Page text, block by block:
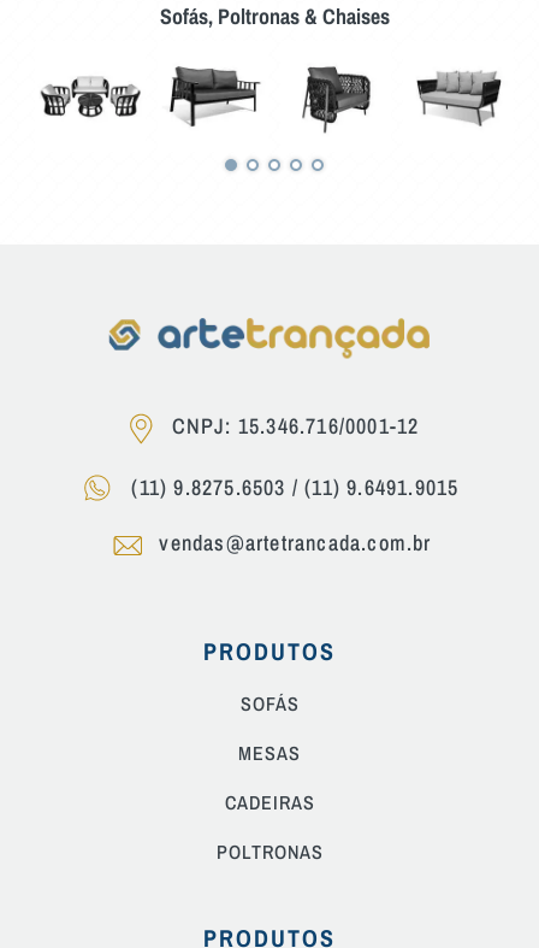
Sofás, Poltronas & Chaises
CNPJ: 15.346.716/0001-12
(11) 9.8275.6503 /(11) 9.6491.9015
vendas@artetrancada.com.br
PRODUTOS
SOFÁS
MESAS
CADEIRAS
POLTRONAS
PRODUTOS